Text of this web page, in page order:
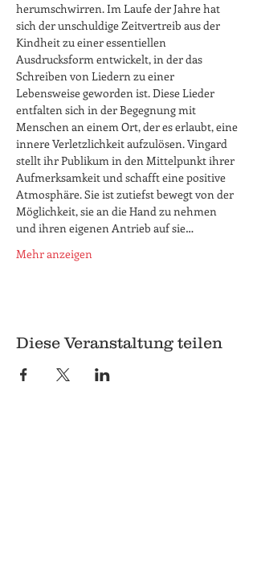
herumschwirren. Im Laufe der Jahre hat
sich der unschuldige Zeitvertreib aus der
Kindheit zu einer essentiellen
Ausdrucksform entwickelt, in der das
Schreiben von Liedern zu einer
Lebensweise geworden ist. Diese Lieder
entfalten sich in der Begegnung mit
Menschen an einem Ort, der es erlaubt, eine
innere Verletzlichkeit aufzulösen. Vingard
stellt ihr Publikum in den Mittelpunkt ihrer
Aufmerksamkeit und schafft eine positive
Atmosphäre. Sie ist zutiefst bewegt von der
Möglichkeit, sie an die Hand zu nehmen
und ihren eigenen Antrieb auf sie…
Mehr anzeigen
Diese Veranstaltung teilen